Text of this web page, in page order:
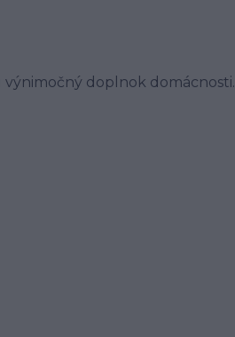
doplnok domácnosti.